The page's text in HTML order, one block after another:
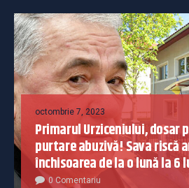
octombrie 7, 2023
Primarul Urziceniului, dosar
purtare abuzivă! Sava riscă
închisoarea de la o lună la 6
0 Comentariu